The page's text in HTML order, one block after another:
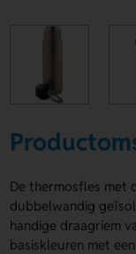
De thermosfles met
dubbelwandig
handige draagriem
basiskleuren met